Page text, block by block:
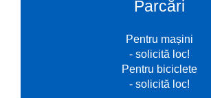
Parcări
Pentru mașini
- solicită loc!
Pentru biciclete
- solicită loc!